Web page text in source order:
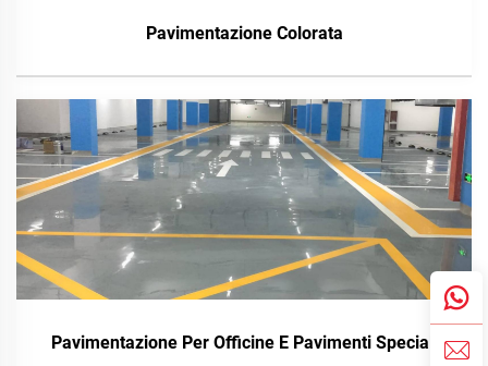
Pavimentazione Colorata
Pavimentazione Per Officine E Pavimenti Speciali